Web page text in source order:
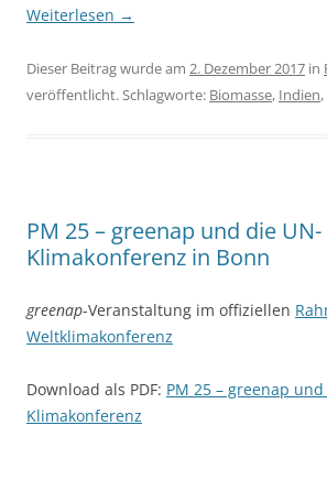
Weiterlesen →
Dieser Beitrag wurde am 2. Dezember 2017 in
veröffentlicht. Schlagworte: Biomasse, Indien,
PM 25 – greenap und die UN-
Klimakonferenz in Bonn
greenap-Veranstaltung im offiziellen
Weltklimakonferenz
Download als PDF: PM 25 – greenap und
Klimakonferenz